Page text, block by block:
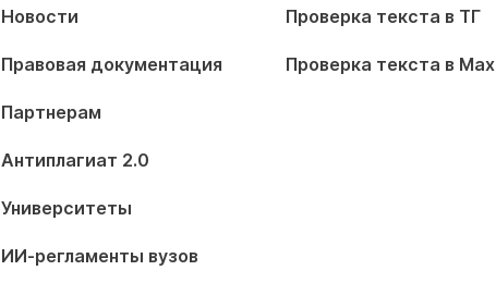
Новости
Правовая документация
Партнерам
Антиплагиат 2.0
Университеты
ИИ-регламенты вузов
Проверка текста в ТГ
Проверка текста в Max